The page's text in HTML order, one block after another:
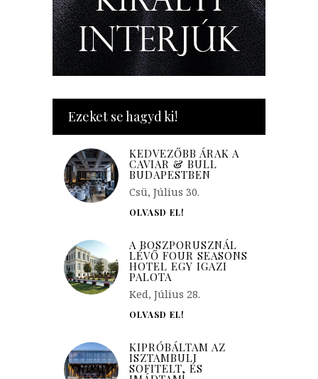
Ezeket se hagyd ki!
KEDVEZŐBB ÁRAK A
CAVIAR & BULL
BUDAPESTBEN
Csü, Július 30.
OLVASD EL!
A BOSZPORUSZNÁL
LÉVŐ FOUR SEASONS
HOTEL EGY IGAZI
PALOTA
Ked, Július 28.
OLVASD EL!
KIPRÓBÁLTAM AZ
ISZTAMBULI
SOFITELT, ÉS